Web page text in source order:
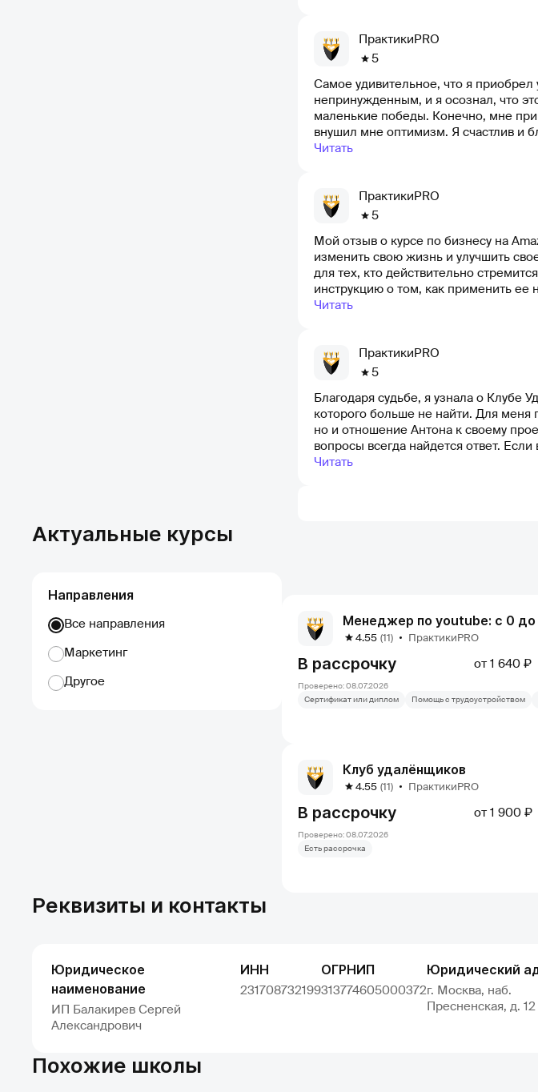
ПрактикиPRO
5
Самое удивительное, что я
непринужденным, и я осознал, что
маленькие победы. Конечно, мне
внушил мне оптимизм. Я счастлив и
Читать
ПрактикиPRO
5
Мой отзыв о курсе по бизнесу на
изменить свою жизнь и улучшить
для тех, кто действительно
инструкцию о том, как применить ее
направлении, если вы готовы
Читать
ПрактикиPRO
5
Благодаря судьбе, я узнала о Клубе
которого больше не найти. Для меня
но и отношение Антона к своему
вопросы всегда найдется ответ.
рекомендую этот опыт!
Читать
Актуальные курсы
Направления
Все направления
Маркетинг
Другое
Менеджер по youtube: с 0
4.55 (11) ПрактикиPRO
В рассрочку от 1 640 ₽
Проверено: 08.07.2026
Сертификат или диплом
Помощь с трудоустройством
Клуб удалёнщиков
4.55 (11) ПрактикиPRO
В рассрочку от 1 900 ₽
Проверено: 08.07.2026
Есть рассрочка
Реквизиты и контакты
Юридическое
наименование
ИП Балакирев Сергей
Александрович
ИНН
231708732199
ОГРНИП
313774605000372
Юридический
г. Москва, наб.
Пресненская, д. 12
Похожие школы